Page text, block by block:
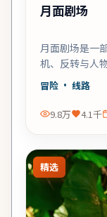
月面剧场
月面剧场是一
机、反转与人
观看。
冒险 · 线路
9.8万 4.1千
精选